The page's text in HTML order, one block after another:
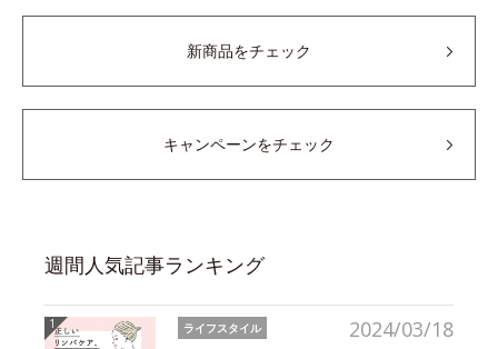
新商品をチェック
キャンペーンをチェック
週間人気記事ランキング
2024/03/18
ライフスタイル